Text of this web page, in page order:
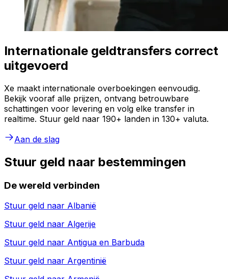
Internationale geldtransfers correct
uitgevoerd
Xe maakt internationale overboekingen eenvoudig.
Bekijk vooraf alle prijzen, ontvang betrouwbare
schattingen voor levering en volg elke transfer in
realtime. Stuur geld naar 190+ landen in 130+ valuta.
Aan de slag
Stuur geld naar bestemmingen
De wereld verbinden
Stuur geld naar Albanië
Stuur geld naar Algerije
Stuur geld naar Antigua en Barbuda
Stuur geld naar Argentinië